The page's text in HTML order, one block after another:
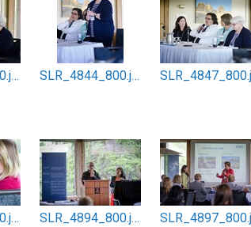
SLR_4843_800.jpg SLR_4844_800.jpg
SLR_4875_800.jpg SLR_4894_800.jpg